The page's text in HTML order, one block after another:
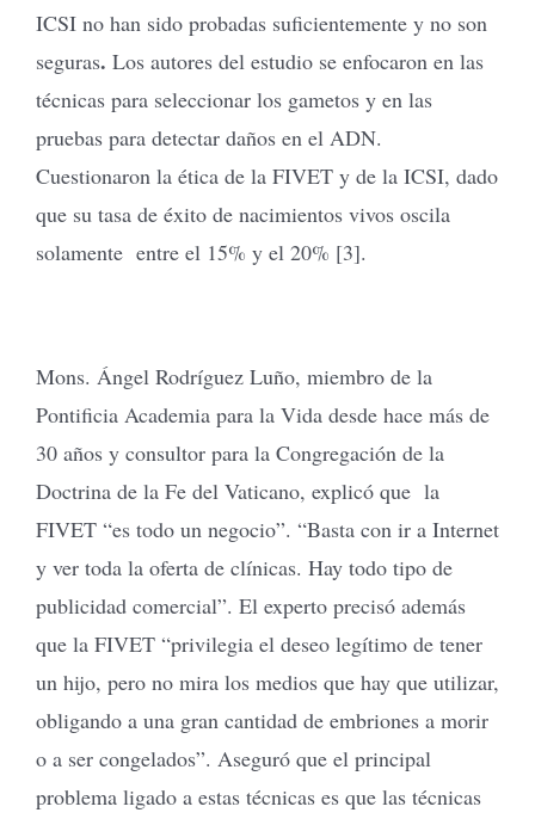
ICSI no han sido probadas suficientemente y no son
seguras. Los autores del estudio se enfocaron en las
técnicas para seleccionar los gametos y en las
pruebas para detectar daños en el ADN.
Cuestionaron la ética de la FIVET y de la ICSI, dado
que su tasa de éxito de nacimientos vivos oscila
solamente entre el 15% y el 20% [3].
Mons. Ángel Rodríguez Luño, miembro de la
Pontificia Academia para la Vida desde hace más de
30 años y consultor para la Congregación de la
Doctrina de la Fe del Vaticano, explicó que la
FIVET “es todo un negocio”. “Basta con ir a Internet
y ver toda la oferta de clínicas. Hay todo tipo de
publicidad comercial”. El experto precisó además
que la FIVET “privilegia el deseo legítimo de tener
un hijo, pero no mira los medios que hay que utilizar,
obligando a una gran cantidad de embriones a morir
o a ser congelados”. Aseguró que el principal
problema ligado a estas técnicas es que las técnicas